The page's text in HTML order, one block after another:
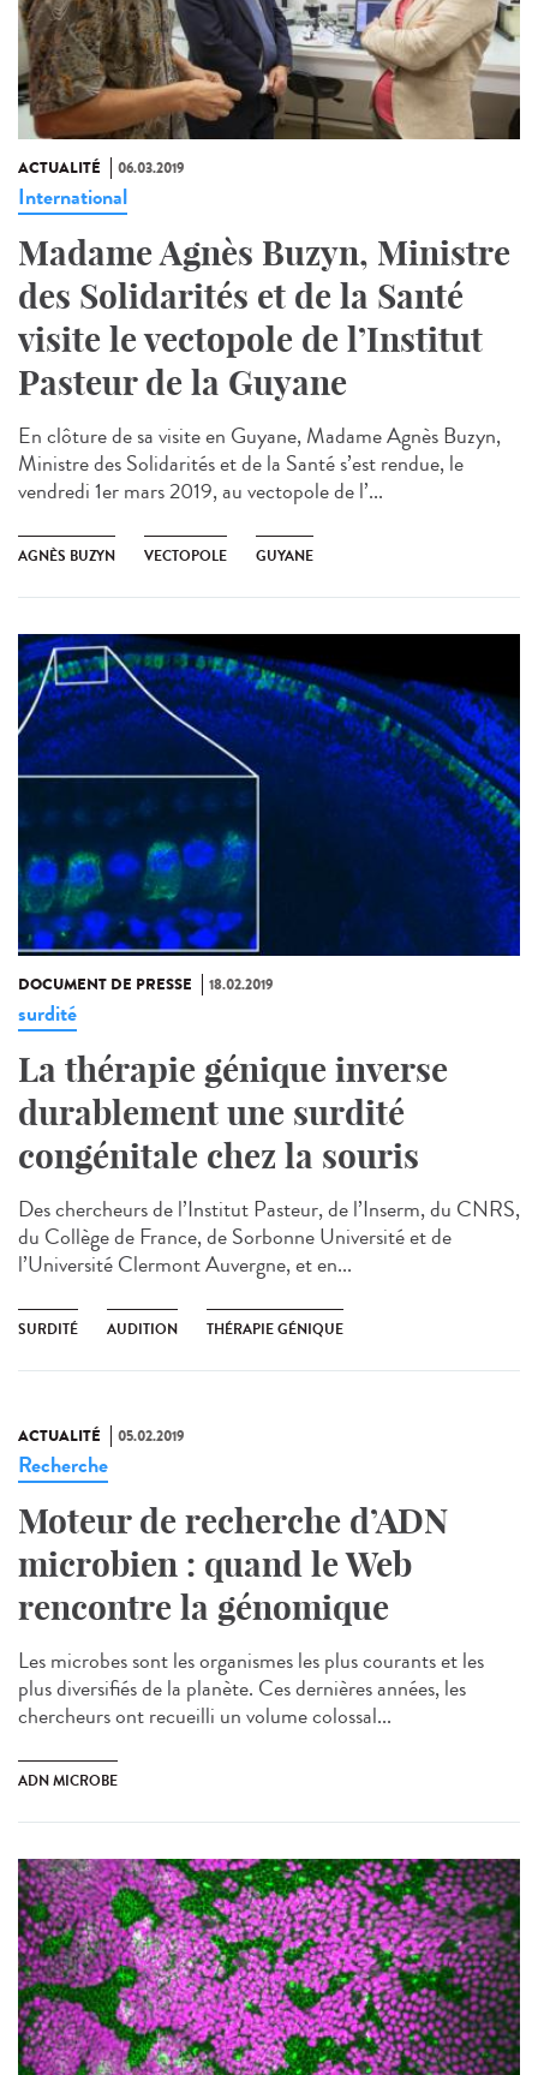
ACTUALITÉ 06.03.2019
International
Madame Agnès Buzyn, Ministre
des Solidarités et de la Santé
visite le vectopole de l’Institut
Pasteur de la Guyane
En clôture de sa visite en Guyane, Madame Agnès Buzyn,
Ministre des Solidarités et de la Santé s’est rendue, le
vendredi 1er mars 2019, au vectopole de l’...
AGNÈS BUZYN VECTOPOLE GUYANE
DOCUMENT DE PRESSE 18.02.2019
surdité
La thérapie génique inverse
durablement une surdité
congénitale chez la souris
Des chercheurs de l’Institut Pasteur, de l’Inserm, du CNRS,
du Collège de France, de Sorbonne Université et de
l’Université Clermont Auvergne, et en...
SURDITÉ AUDITION THÉRAPIE GÉNIQUE
ACTUALITÉ 05.02.2019
Recherche
Moteur de recherche d’ADN
microbien : quand le Web
rencontre la génomique
Les microbes sont les organismes les plus courants et les
plus diversifiés de la planète. Ces dernières années, les
chercheurs ont recueilli un volume colossal...
ADN MICROBE